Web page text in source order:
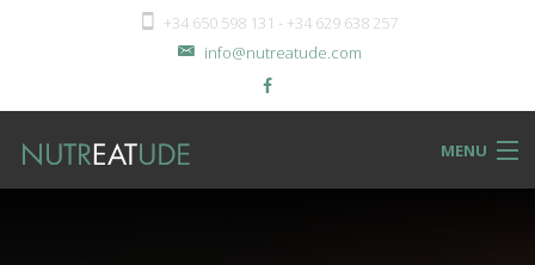
+34 650 598 131 - +34 629 638 257
info@nutreatude.com
MENU